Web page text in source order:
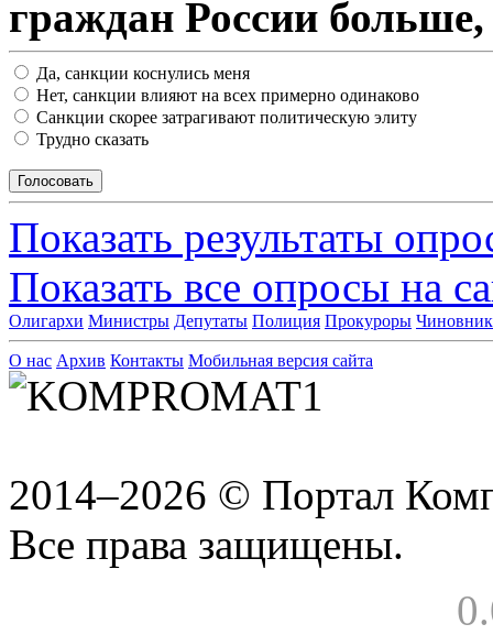
граждан России
Да, санкции коснулись меня
Нет, санкции влияют на всех примерно одинаково
Санкции скорее затрагивают политическую элиту
Трудно сказать
Показать результаты
Показать все опросы на
Олигархи Министры Депутаты Полиция Прокуроры
О нас Архив Контакты Мобильная версия сайта
2014–2026 © Портал
Все права защищены.